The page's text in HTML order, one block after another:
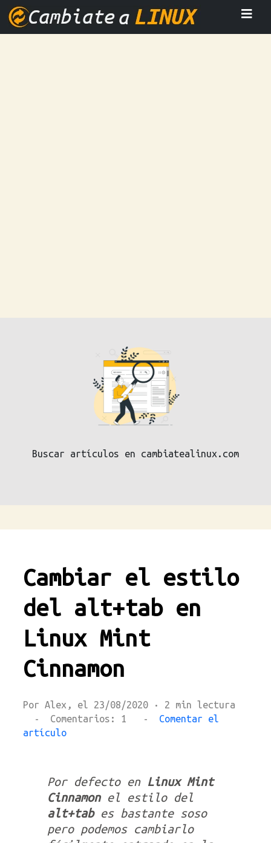
Buscar artículos en cambiatealinux.com
Cambiar el estilo
del alt+tab en
Linux Mint
Cinnamon
Por Alex, el 23/08/2020 · 2 min lectura
- Comentarios: 1 - Comentar el
artículo
Por defecto en Linux Mint
Cinnamonel estilo del
alt+tabes bastante soso
pero podemos cambiarlo